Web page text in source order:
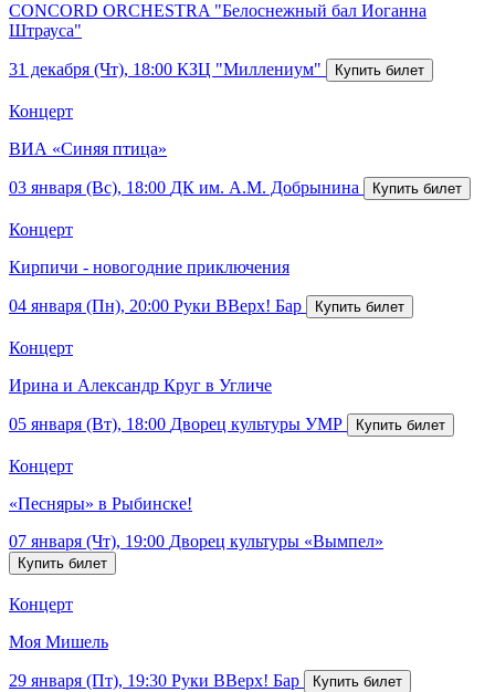
CONCORD ORCHESTRA "Белоснежный бал Иоганна
Штрауса"
31 декабря (Чт), 18:00 КЗЦ "Миллениум"
Концерт
ВИА «Синяя птица»
03 января (Вс), 18:00 ДК им. А.М. Добрынина
Концерт
Кирпичи - новогодние приключения
04 января (Пн), 20:00 Руки ВВерх! Бар
Концерт
Ирина и Александр Круг в Угличе
05 января (Вт), 18:00 Дворец культуры УМР
Концерт
«Песняры» в Рыбинске!
07 января (Чт), 19:00 Дворец культуры «Вымпел»
Концерт
Моя Мишель
29 января (Пт), 19:30 Руки ВВерх! Бар